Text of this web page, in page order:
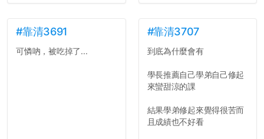
#靠清3691
可憐吶，被吃掉了...
#靠清3707
到底為什麼會有
學長推薦自己學弟自己修起
來蠻甜涼的課
結果學弟修起來覺得很苦而
且成績也不好看